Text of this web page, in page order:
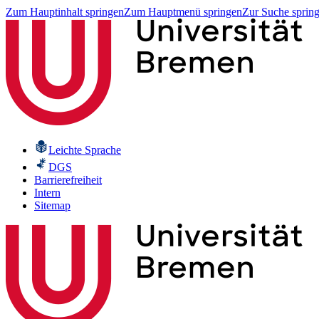
Zum Hauptinhalt springenZum Hauptmenü springenZur Suche
Leichte Sprache
DGS
Barrierefreiheit
Intern
Sitemap